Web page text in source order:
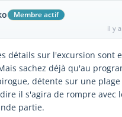
Membre actif
il y
détails sur l'excursion sont
sachez déjà qu'au
détente sur une plage
il s'agira de rompre avec
partie.